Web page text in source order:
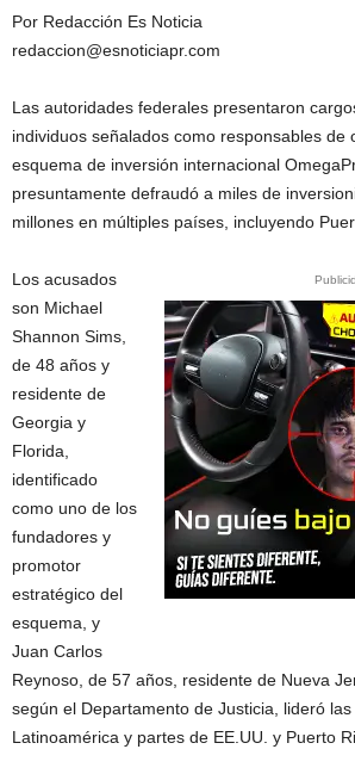
Por Redacción Es Noticia
redaccion@esnoticiapr.com
Las autoridades federales presentaron
individuos señalados como responsables de
esquema de inversión internacional
presuntamente defraudó a miles de
millones en múltiples países, incluyendo
Los acusados
son Michael
Shannon Sims,
de 48 años y
residente de
Georgia y
Florida,
identificado
como uno de los
fundadores y
promotor
estratégico del
esquema, y
Juan Carlos
Reynoso, de 57 años, residente de Nueva
según el Departamento de Justicia, lideró
Latinoamérica y partes de EE.UU. y Puerto